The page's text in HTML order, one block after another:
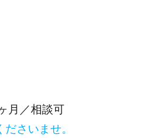
月／相談可
さいませ。